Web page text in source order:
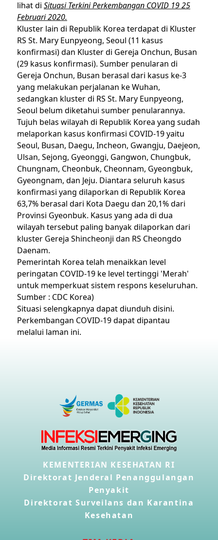
lihat di Situasi Terkini Perkembangan COVID 19 25
Februari 2020.
Kluster lain di Republik Korea terdapat di Kluster
RS St. Mary Eunpyeong, Seoul (11 kasus
konfirmasi) dan Kluster di Gereja Onchun, Busan
(29 kasus konfirmasi). Sumber penularan di
Gereja Onchun, Busan berasal dari kasus ke-3
yang melakukan perjalanan ke Wuhan,
sedangkan kluster di RS St. Mary Eunpyeong,
Seoul belum diketahui sumber penularannya.
Tujuh belas wilayah di Republik Korea yang sudah
melaporkan kasus konfirmasi COVID-19 yaitu
Seoul, Busan, Daegu, Incheon, Gwangju, Daejeon,
Ulsan, Sejong, Gyeonggi, Gangwon, Chungbuk,
Chungnam, Cheonbuk, Cheonnam, Gyeongbuk,
Gyeongnam, dan Jeju. Diantara seluruh kasus
konfirmasi yang dilaporkan di Republik Korea
63,7% berasal dari Kota Daegu dan 20,1% dari
Provinsi Gyeonbuk. Kasus yang ada di dua
wilayah tersebut paling banyak dilaporkan dari
kluster Gereja Shincheonji dan RS Cheongdo
Daenam.
Pemerintah Korea telah menaikkan level
peringatan COVID-19 ke level tertinggi 'Merah'
untuk memperkuat sistem respons keseluruhan.
Sumber : CDC Korea)
Situasi selengkapnya dapatdiunduh disini.
Perkembangan COVID-19 dapat dipantau
melalui laman ini.
KEMENTERIAN KESEHATAN RI
Direktorat Jenderal Penanggulangan
Penyakit
Direktorat Surveilans dan Karantina
Kesehatan